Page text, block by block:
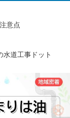
意点
水道工事ドット